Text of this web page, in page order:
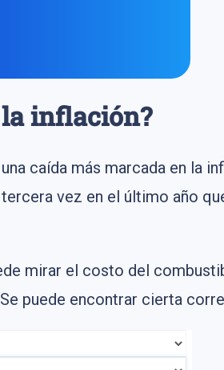
la inflación?
caída más marcada en la
vez en el último año
mirar el costo del
puede encontrar cierta